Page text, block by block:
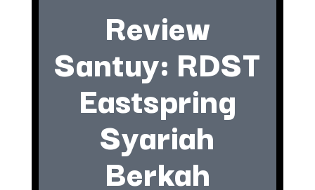
Review
Santuy: RDST
Eastspring
Syariah
Berkah